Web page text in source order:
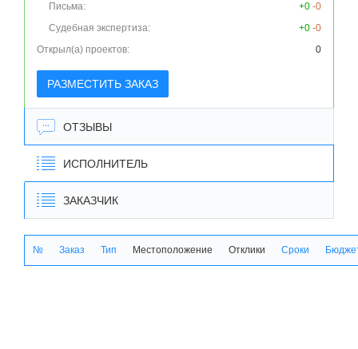
Письма:
+0 -0
Судебная экспертиза:
+0 -0
Открыл(а) проектов:
0
РАЗМЕСТИТЬ ЗАКАЗ
ОТЗЫВЫ
ИСПОЛНИТЕЛЬ
ЗАКАЗЧИК
№ Заказ Тип Местоположение Отклики Сроки